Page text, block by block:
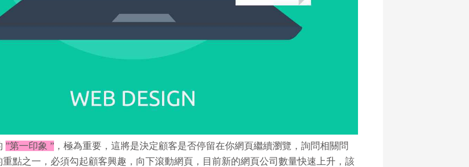
”第一印象 ” ，極為重要，這將是決定顧客是否停留在你網頁繼續瀏覽，詢問相關問
點之一，必須勾起顧客興趣，向下滾動網頁，目前新的網頁公司數量快速上升，該